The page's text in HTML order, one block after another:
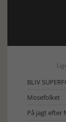
BLIV
Mosefolket
På jagt efter